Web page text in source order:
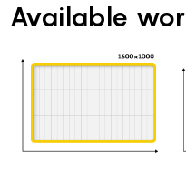
Available